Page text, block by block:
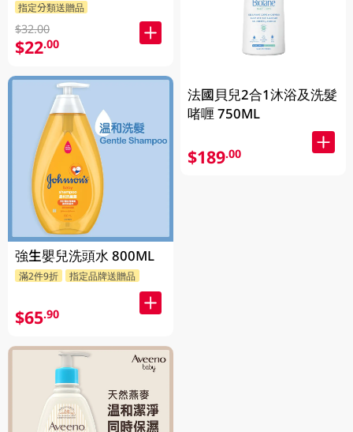
指定分類送贈品
$32.00
$22.00
強生嬰兒洗頭水 800ML
滿2件9折 指定品牌送贈品
$65.90
法國貝兒2合1沐浴及洗髮
啫喱 750ML
$189.00